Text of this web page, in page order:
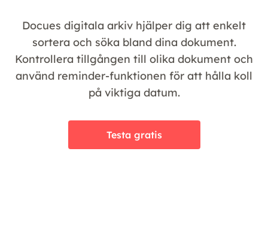
Docues digitala arkiv hjälper dig att enkelt
sortera och söka bland dina dokument.
Kontrollera tillgången till olika dokument och
använd reminder-funktionen för att hålla koll
på viktiga datum.
Testa gratis